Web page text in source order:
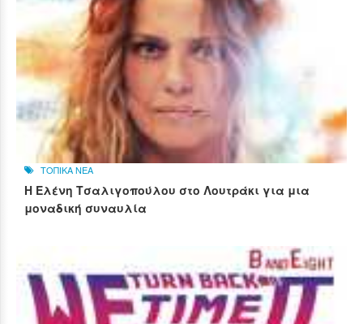
ΤΟΠΙΚΑ ΝΕΑ
Η Ελένη Τσαλιγοπούλου στο Λουτράκι για μια
μοναδική συναυλία